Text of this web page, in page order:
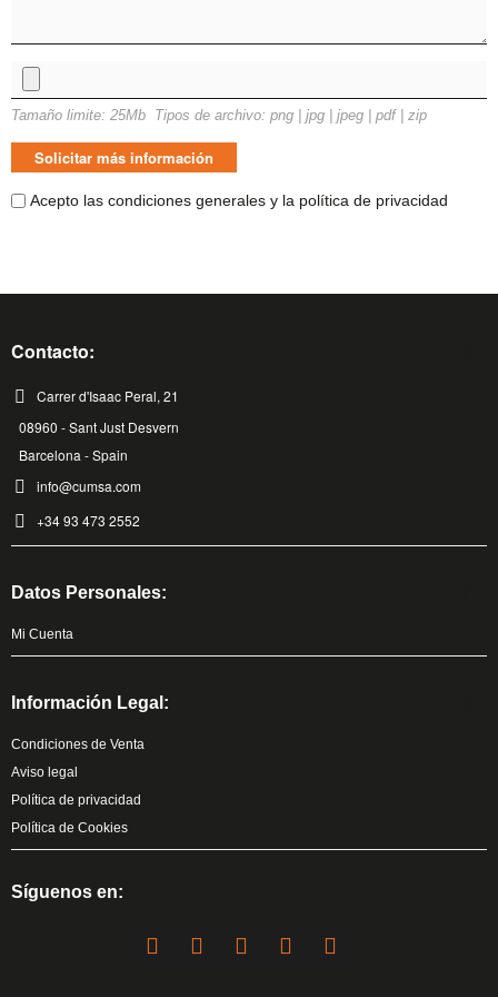
Tamaño limite: 25Mb Tipos de archivo: png | jpg | jpeg | pdf | zip
Acepto las condiciones generales y la política de privacidad
Contacto:
Carrer d'Isaac Peral, 21
08960 - Sant Just Desvern
Barcelona - Spain
info@cumsa.com
+34 93 473 2552
Datos Personales:
Mi Cuenta
Información Legal:
Condiciones de Venta
Aviso legal
Política de privacidad
Política de Cookies
Síguenos en: